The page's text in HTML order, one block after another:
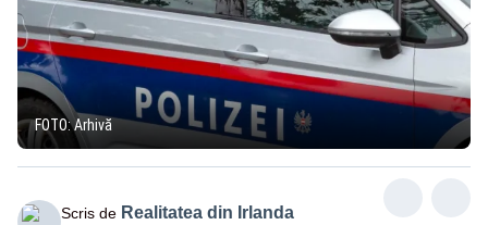
FOTO: Arhivă
Scris de Realitatea din Irlanda